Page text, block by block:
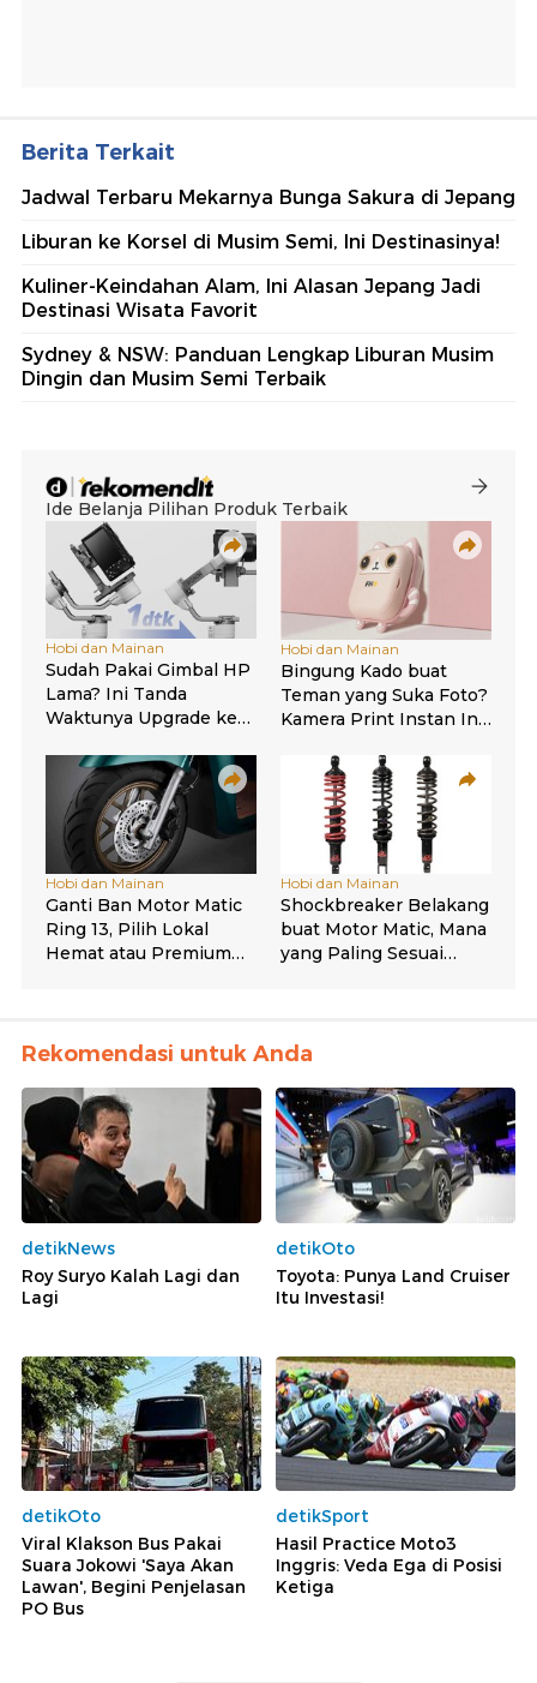
Berita Terkait
Jadwal Terbaru Mekarnya Bunga Sakura di Jepang
Liburan ke Korsel di Musim Semi, Ini Destinasinya!
Kuliner-Keindahan Alam, Ini Alasan Jepang Jadi
Destinasi Wisata Favorit
Sydney & NSW: Panduan Lengkap Liburan Musim
Dingin dan Musim Semi Terbaik
Rekomendasi untuk Anda
detikNews
Roy Suryo Kalah Lagi dan
Lagi
detikOto
Toyota: Punya Land Cruiser
Itu Investasi!
detikOto
Viral Klakson Bus Pakai
Suara Jokowi 'Saya Akan
Lawan', Begini Penjelasan
PO Bus
detikSport
Hasil Practice Moto3
Inggris: Veda Ega di Posisi
Ketiga